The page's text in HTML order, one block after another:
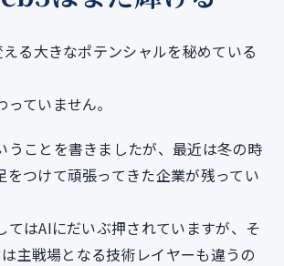
る大きなポテンシャルを秘めている
ていません。
うことを書きましたが、最近は冬の時
をつけて頑張ってきた企業が残ってい
てはAIにだいぶ押されていますが、そ
主戦場となる技術レイヤーも違うの